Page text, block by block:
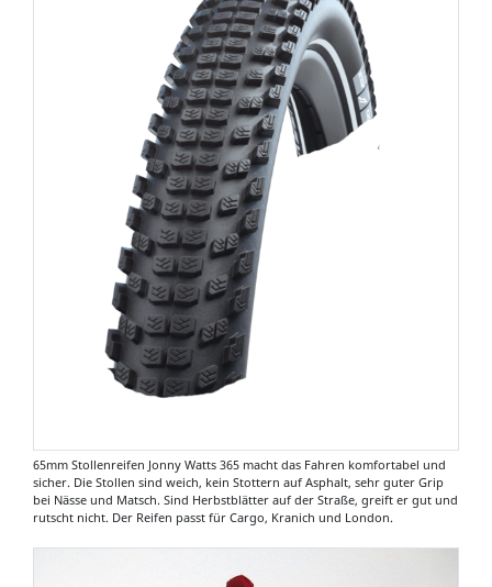
65mm Stollenreifen Jonny Watts 365 macht das Fahren komfortabel und
sicher. Die Stollen sind weich, kein Stottern auf Asphalt, sehr guter Grip
bei Nässe und Matsch. Sind Herbstblätter auf der Straße, greift er gut und
rutscht nicht. Der Reifen passt für Cargo, Kranich und London.